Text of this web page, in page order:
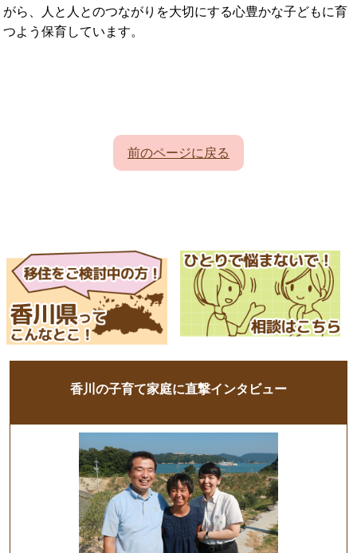
がら、人と人とのつながりを大切にする心豊かな子どもに育
つよう保育しています。
前のページに戻る
香川の子育て家庭に直撃インタビュー